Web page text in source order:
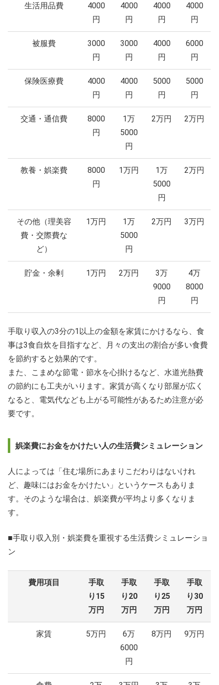
生活用品費
4000
円
4000
円
4000
円
4000
円
被服費
3000
円
3000
円
4000
円
6000
円
保険医療費
4000
円
4000
円
5000
円
5000
円
交通・通信費
8000
円
1万
5000
円
2万円 2万円
教養・娯楽費
8000
円
1万円
1万
5000
円
2万円
その他（理美容
費・交際費な
ど）
1万円
1万
5000
円
2万円 3万円
貯金・余剰 1万円 2万円
3万
9000
円
4万
8000
円
手取り収入の3分の1以上の金額を家賃にかけるなら、食
事は3食自炊を目指すなど、月々の支出の割合が多い食費
を節約すると効果的です。
また、こまめな節電・節水を心掛けるなど、水道光熱費
の節約にも工夫がいります。家賃が高くなり部屋が広く
なると、電気代なども上がる可能性があるため注意が必
要です。
娯楽費にお金をかけたい人の生活費シミュレーション
人によっては「住む場所にあまりこだわりはないけれ
ど、趣味にはお金をかけたい」というケースもありま
す。そのような場合は、娯楽費が平均より多くなりま
す。
■手取り収入別・娯楽費を重視する生活費シミュレーショ
ン
費用項目
手取
り15
万円
手取
り20
万円
手取
り25
万円
手取
り30
万円
家賃 5万円
6万
6000
円
8万円 9万円